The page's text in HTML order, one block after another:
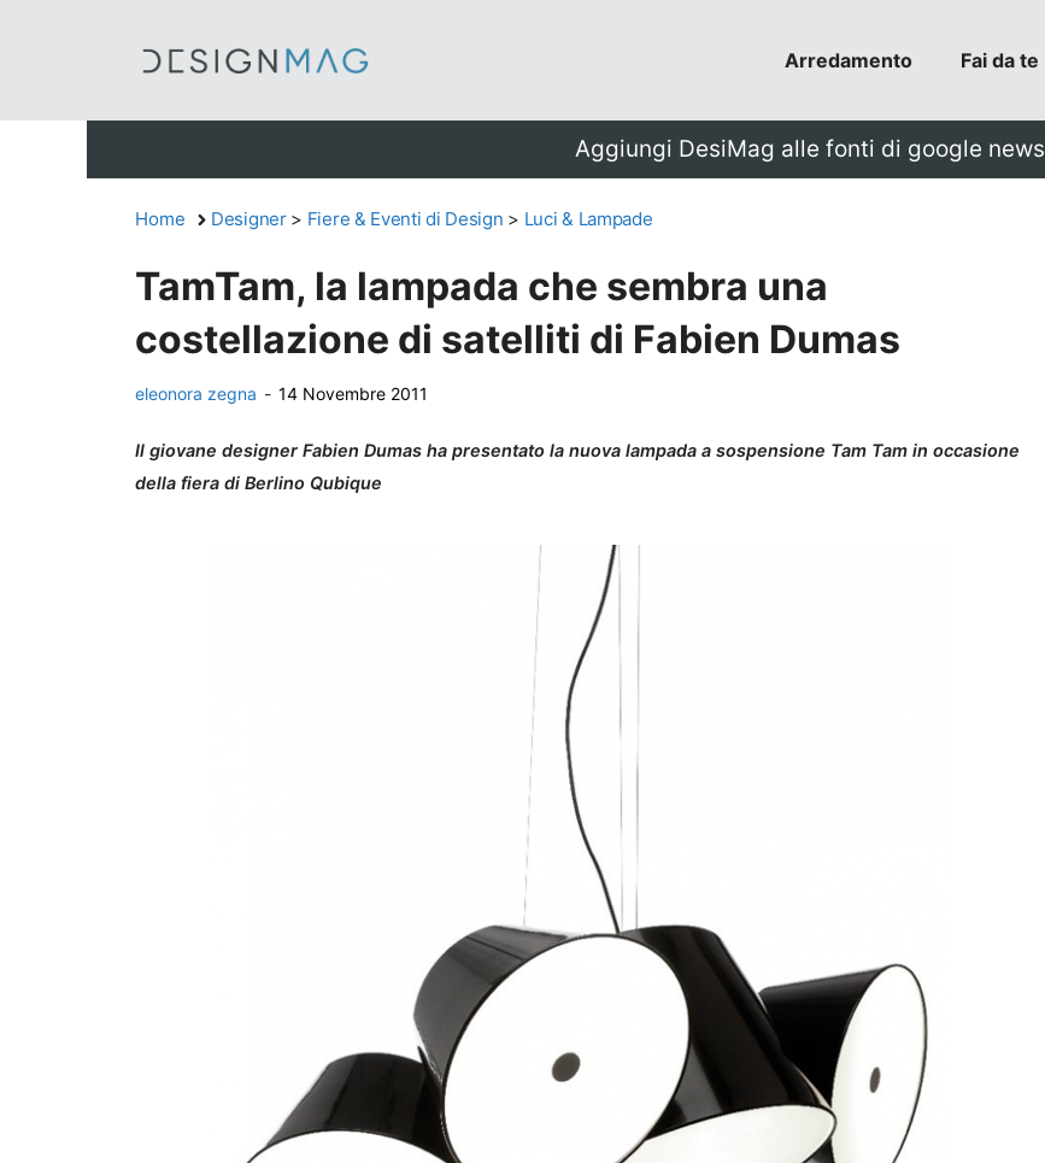
Arredamento Fai da te
Aggiungi DesiMag alle fonti di google news
Home Designer> Fiere & Eventi di Design > Luci & Lampade
TamTam, la lampada che sembra una
costellazione di satelliti di Fabien Dumas
eleonora zegna - 14 Novembre 2011
Il giovane designer Fabien Dumas ha presentato la nuova lampada a sospensione Tam Tam in occasione
della fiera di Berlino Qubique